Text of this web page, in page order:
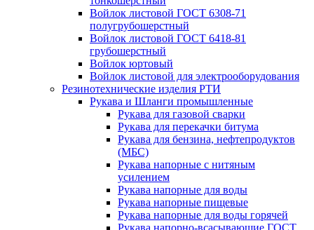
Войлок листовой ГОСТ 6308-71
полугрубошерстный
Войлок листовой ГОСТ 6418-81
грубошерстный
Войлок юртовый
Войлок листовой для электрооборудования
Резинотехнические изделия РТИ
Рукава и Шланги промышленные
Рукава для газовой сварки
Рукава для перекачки битума
Рукава для бензина, нефтепродуктов
(МБС)
Рукава напорные с нитяным
усилением
Рукава напорные для воды
Рукава напорные пищевые
Рукава напорные для воды горячей
Рукава напорно-всасывающие ГОСТ